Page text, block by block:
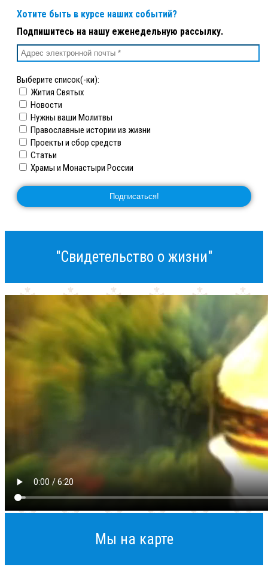
Хотите быть в курсе наших событий?
Подпишитесь на нашу еженедельную рассылку.
Выберите список(-ки):
Жития Святых
Новости
Нужны ваши Молитвы
Православные истории из жизни
Проекты и сбор средств
Статьи
Храмы и Монастыри России
"Свидетельство о жизни"
Мы на карте